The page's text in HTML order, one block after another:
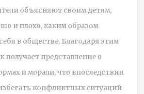
объясняют своим детям,
и плохо, каким образом
в обществе. Благодаря этим
получает представление о
и морали, что впоследствии
конфликтных ситуаций